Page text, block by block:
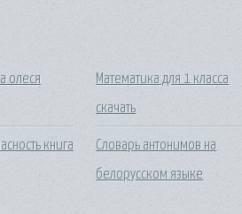
олеся
книга
Математика для 1 класса
скачать
Словарь антонимов на
белорусском языке